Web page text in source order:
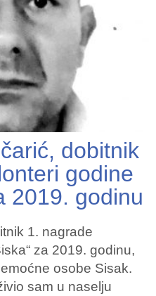
dobitnik
godine
2019. godinu
1. nagrade
za 2019. godinu,
osobe Sisak.
sam u naselju